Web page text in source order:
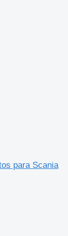
para Scania